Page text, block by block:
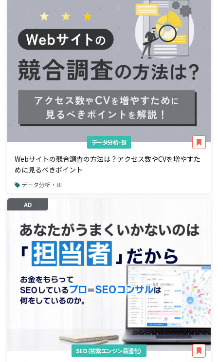
データ分析・BI
Webサイトの競合調査の方法は？アクセス数やCVを増やすた
めに見るべきポイント
データ分析・BI
AD
SEO（検索エンジン最適化）